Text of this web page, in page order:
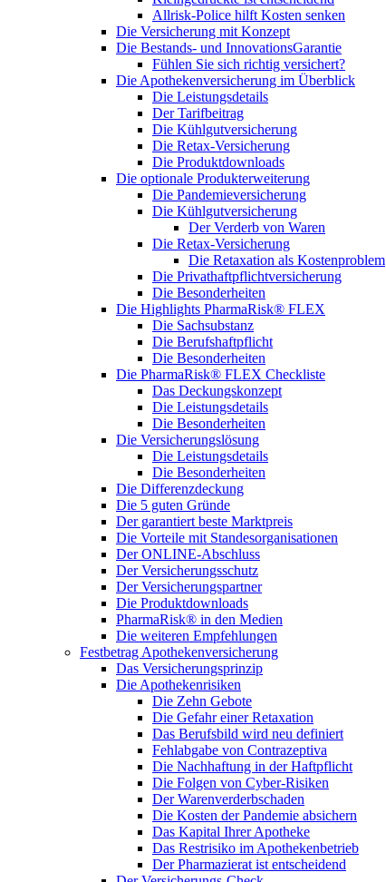
Allrisk-Police hilft Kosten senken
Die Versicherung mit Konzept
Die Bestands- und InnovationsGarantie
Fühlen Sie sich richtig versichert?
Die Apothekenversicherung im Überblick
Die Leistungsdetails
Der Tarifbeitrag
Die Kühlgutversicherung
Die Retax-Versicherung
Die Produktdownloads
Die optionale Produkterweiterung
Die Pandemieversicherung
Die Kühlgutversicherung
Der Verderb von Waren
Die Retax-Versicherung
Die Retaxation als Kostenproblem
Die Privathaftpflichtversicherung
Die Besonderheiten
Die Highlights PharmaRisk® FLEX
Die Sachsubstanz
Die Berufshaftpflicht
Die Besonderheiten
Die PharmaRisk® FLEX Checkliste
Das Deckungskonzept
Die Leistungsdetails
Die Besonderheiten
Die Versicherungslösung
Die Leistungsdetails
Die Besonderheiten
Die Differenzdeckung
Die 5 guten Gründe
Der garantiert beste Marktpreis
Die Vorteile mit Standesorganisationen
Der ONLINE-Abschluss
Der Versicherungsschutz
Der Versicherungspartner
Die Produktdownloads
PharmaRisk® in den Medien
Die weiteren Empfehlungen
Festbetrag Apothekenversicherung
Das Versicherungsprinzip
Die Apothekenrisiken
Die Zehn Gebote
Die Gefahr einer Retaxation
Das Berufsbild wird neu definiert
Fehlabgabe von Contrazeptiva
Die Nachhaftung in der Haftpflicht
Die Folgen von Cyber-Risiken
Der Warenverderbschaden
Die Kosten der Pandemie absichern
Das Kapital Ihrer Apotheke
Das Restrisiko im Apothekenbetrieb
Der Pharmazierat ist entscheidend